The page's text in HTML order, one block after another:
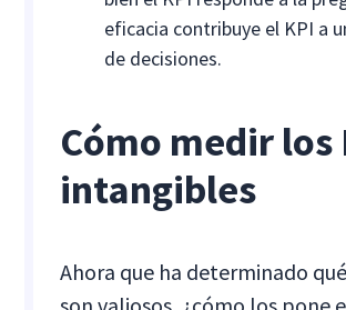
eficacia contribuye el KPI a
de decisiones.
Cómo medir los
intangibles
Ahora que ha determinado